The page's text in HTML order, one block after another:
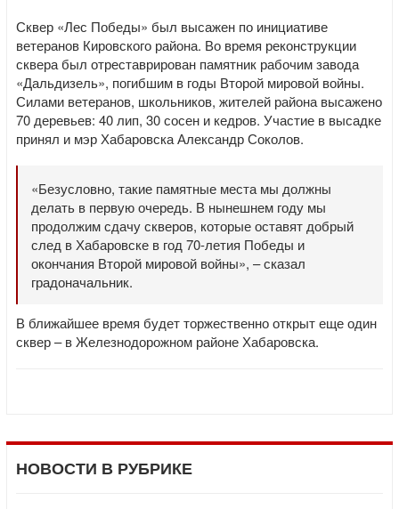
Сквер «Лес Победы» был высажен по инициативе
ветеранов Кировского района. Во время реконструкции
сквера был отреставрирован памятник рабочим завода
«Дальдизель», погибшим в годы Второй мировой войны.
Силами ветеранов, школьников, жителей района высажено
70 деревьев: 40 лип, 30 сосен и кедров. Участие в высадке
принял и мэр Хабаровска Александр Соколов.
«Безусловно, такие памятные места мы должны
делать в первую очередь. В нынешнем году мы
продолжим сдачу скверов, которые оставят добрый
след в Хабаровске в год 70-летия Победы и
окончания Второй мировой войны», – сказал
градоначальник.
В ближайшее время будет торжественно открыт еще один
сквер – в Железнодорожном районе Хабаровска.
НОВОСТИ В РУБРИКЕ